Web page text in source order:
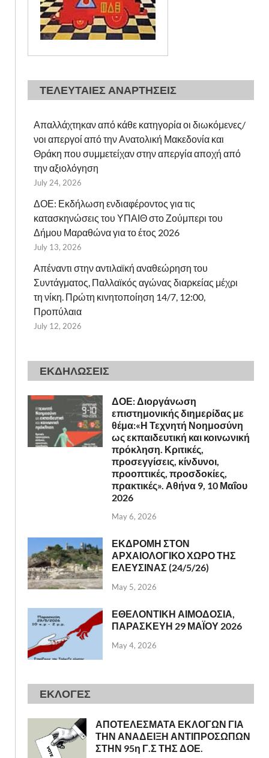
ΤΕΛΕΥΤΑΙΕΣ ΑΝΑΡΤΗΣΕΙΣ
Απαλλάχτηκαν από κάθε κατηγορία οι διωκόμενες/
νοι απεργοί από την Ανατολική Μακεδονία και
Θράκη που συμμετείχαν στην απεργία αποχή από
την αξιολόγηση
July 24, 2026
ΔΟΕ: Εκδήλωση ενδιαφέροντος για τις
κατασκηνώσεις του ΥΠΑΙΘ στο Ζούμπερι του
Δήμου Μαραθώνα για το έτος 2026
July 13, 2026
Απέναντι στην αντιλαϊκή αναθεώρηση του
Συντάγματος, Παλλαϊκός αγώνας διαρκείας μέχρι
τη νίκη. Πρώτη κινητοποίηση 14/7, 12:00,
Προπύλαια
July 12, 2026
ΕΚΔΗΛΩΣΕΙΣ
ΔΟΕ: Διοργάνωση
επιστημονικής διημερίδας με
θέμα:«Η Τεχνητή Νοημοσύνη
ως εκπαιδευτική και κοινωνική
πρόκληση. Κριτικές,
προσεγγίσεις, κίνδυνοι,
προοπτικές, προσδοκίες,
πρακτικές». Αθήνα 9, 10 Μαΐου
2026
May 6, 2026
ΕΚΔΡΟΜΗ ΣΤΟΝ
ΑΡΧΑΙΟΛΟΓΙΚΟ ΧΩΡΟ ΤΗΣ
ΕΛΕΥΣΙΝΑΣ (24/5/26)
May 5, 2026
ΕΘΕΛΟΝΤΙΚΗ ΑΙΜΟΔΟΣΙΑ,
ΠΑΡΑΣΚΕΥΗ 29 ΜΑΪΟΥ 2026
May 4, 2026
ΕΚΛΟΓΕΣ
ΑΠΟΤΕΛΕΣΜΑΤΑ ΕΚΛΟΓΩΝ ΓΙΑ
ΤΗΝ ΑΝΑΔΕΙΞΗ ΑΝΤΙΠΡΟΣΩΠΩΝ
ΣΤΗΝ 95η Γ.Σ ΤΗΣ ΔΟΕ.